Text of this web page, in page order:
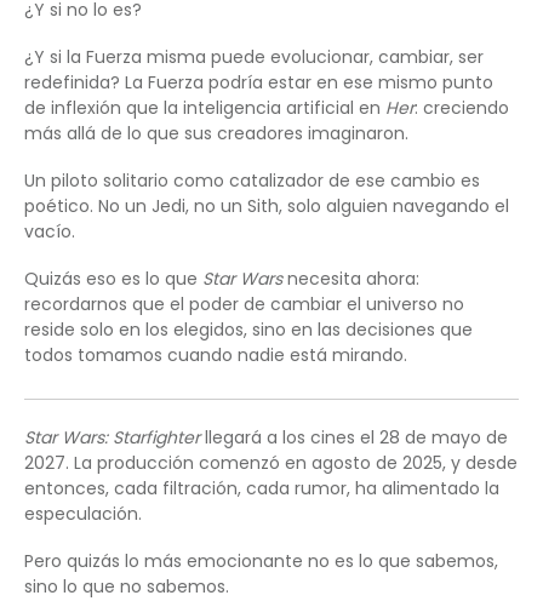
¿Y si no lo es?
¿Y si la Fuerza misma puede evolucionar, cambiar, ser
redefinida? La Fuerza podría estar en ese mismo punto
de inflexión que la inteligencia artificial en Her: creciendo
más allá de lo que sus creadores imaginaron.
Un piloto solitario como catalizador de ese cambio es
poético. No un Jedi, no un Sith, solo alguien navegando el
vacío.
Quizás eso es lo que Star Warsnecesita ahora:
recordarnos que el poder de cambiar el universo no
reside solo en los elegidos, sino en las decisiones que
todos tomamos cuando nadie está mirando.
Star Wars: Starfighterllegará a los cines el 28 de mayo de
2027. La producción comenzó en agosto de 2025, y desde
entonces, cada filtración, cada rumor, ha alimentado la
especulación.
Pero quizás lo más emocionante no es lo que sabemos,
sino lo que no sabemos.